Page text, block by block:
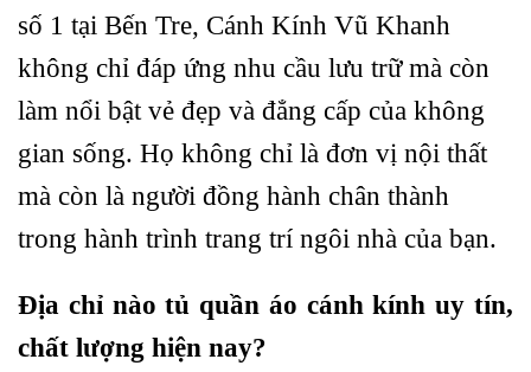
số 1 tại Bến Tre, Cánh Kính Vũ Khanh
không chỉ đáp ứng nhu cầu lưu trữ mà còn
làm nổi bật vẻ đẹp và đẳng cấp của không
gian sống. Họ không chỉ là đơn vị nội thất
mà còn là người đồng hành chân thành
trong hành trình trang trí ngôi nhà của bạn.
Địa chỉ nào tủ quần áo cánh kính uy tín,
chất lượng hiện nay?